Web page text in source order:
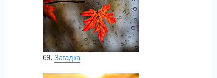
69. Загадка